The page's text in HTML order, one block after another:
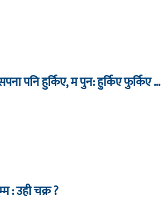
पनि हुर्किए, म पुन: हुर्किए फुर्किए …
: उही चक्र ?